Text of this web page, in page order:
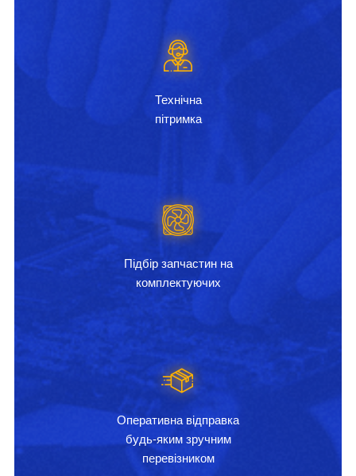
Технічна
пітримка
Підбір запчастин на
комплектуючих
Оперативна відправка
будь-яким зручним
перевізником